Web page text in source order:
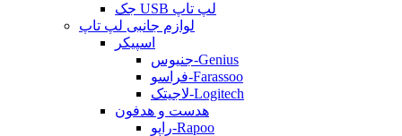
جک USB لپ تاپ
لوازم جانبی لپ تاپ
اسپیکر
جنیوس-Genius
فراسو-Farassoo
لاجیتک-Logitech
هدست و هدفون
راپو-Rapoo